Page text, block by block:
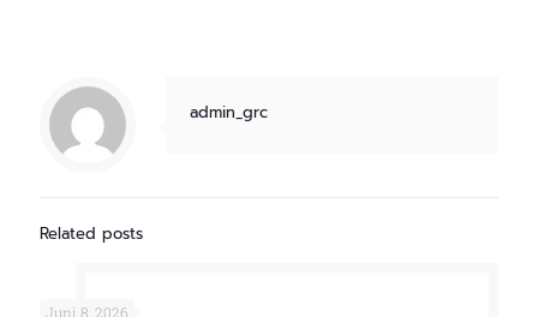
admin_grc
Related posts
Juni 8, 2026